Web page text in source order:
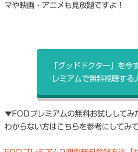
マや映画・アニメも見放題ですよ！
「グッドドクター」を今
レミアムで無料視聴する
▼FODプレミアムの無料お試ししてみ
わからない方はこちらを参考にしてみ